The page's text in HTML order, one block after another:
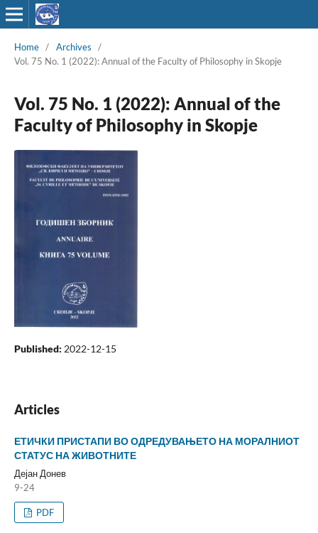
Home / Archives
/
Vol. 75 No. 1 (2022): Annual of the Faculty of Philosophy in Skopje
Vol. 75 No. 1 (2022): Annual of the
Faculty of Philosophy in Skopje
Published: 2022-12-15
Articles
ЕТИЧКИ ПРИСТАПИ ВО ОДРЕДУВАЊЕТО НА МОРАЛНИОТ
СТАТУС НА ЖИВОТНИТЕ
Дејан Донев
9-24
PDF